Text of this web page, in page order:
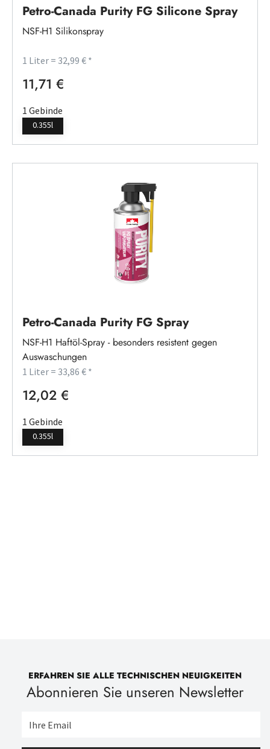
Petro-Canada Purity FG Silicone Spray
NSF-H1 Silikonspray
1 Liter = 32,99 € *
Regulärer Preis:
11,71 €
1 Gebinde
0.355l
Petro-Canada Purity FG Spray
NSF-H1 Haftöl-Spray - besonders resistent gegen
Auswaschungen
1 Liter = 33,86 € *
Regulärer Preis:
12,02 €
1 Gebinde
0.355l
ERFAHREN SIE ALLE TECHNISCHEN NEUIGKEITEN
Abonnieren Sie unseren Newsletter